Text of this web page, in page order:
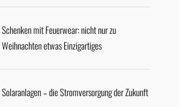
Schenken mit Feuerwear: nicht nur zu
Weihnachten etwas Einzigartiges
Solaranlagen – die Stromversorgung der Zukunft